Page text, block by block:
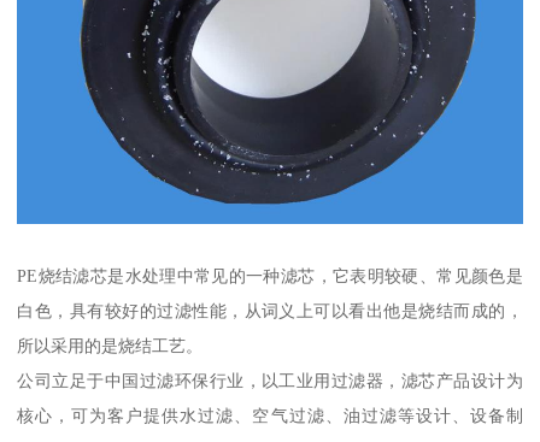
PE烧结滤芯是水处理中常见的一种滤芯，它表明较硬、常见颜色是
白色，具有较好的过滤性能，从词义上可以看出他是烧结而成的，
所以采用的是烧结工艺。
公司立足于中国过滤环保行业，以工业用过滤器，滤芯产品设计为
核心，可为客户提供水过滤、空气过滤、油过滤等设计、设备制